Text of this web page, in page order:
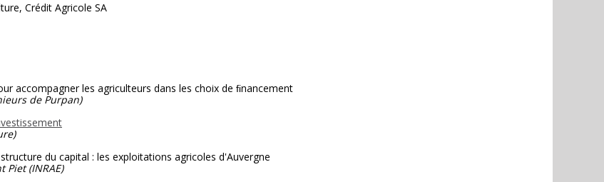
Crédit Agricole SA
accompagner les agriculteurs dans les choix de ﬁnancement
de Purpan)
du capital : les exploitations agricoles d'Auvergne
(INRAE)